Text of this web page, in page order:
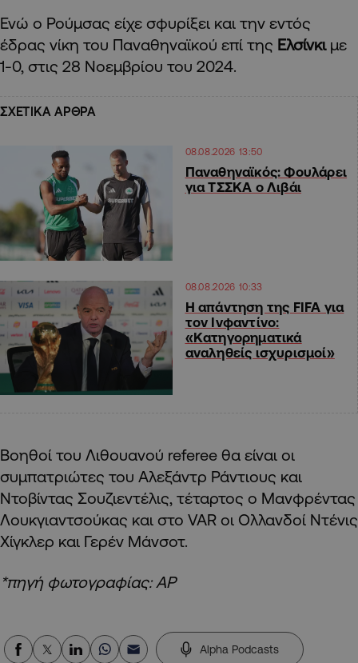
Ενώ o Ρούμσας είχε σφυρίξει και την εντός
έδρας νίκη του Παναθηναϊκού επί της Ελσίνκι με
1-0, στις 28 Νοεμβρίου του 2024.
ΣΧΕΤΙΚΑ ΑΡΘΡΑ
08.08.2026 13:50
Παναθηναϊκός: Φουλάρει
για ΤΣΣΚΑ ο Λιβάι
08.08.2026 10:33
Η απάντηση της FIFA για
τον Ινφαντίνο:
«Κατηγορηματικά
αναληθείς ισχυρισμοί»
Βοηθοί του Λιθουανού referee θα είναι οι
συμπατριώτες του Αλεξάντρ Ράντιους και
Ντοβίντας Σουζιεντέλις, τέταρτος ο Μανφρέντας
Λουκγιαντσούκας και στο VAR οι Ολλανδοί Ντένις
Χίγκλερ και Γερέν Μάνσοτ.
*πηγή φωτογραφίας: AP
Alpha Podcasts